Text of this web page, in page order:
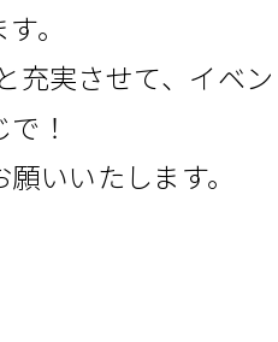
。
充実させて、イベ
！
いいたします。